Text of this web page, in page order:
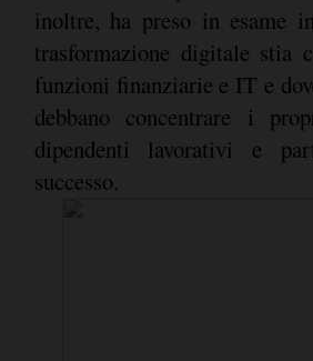
inoltre, ha preso in esame
trasformazione digitale stia
funzioni finanziarie e IT e
debbano concentrare i
dipendenti lavorativi e
successo.